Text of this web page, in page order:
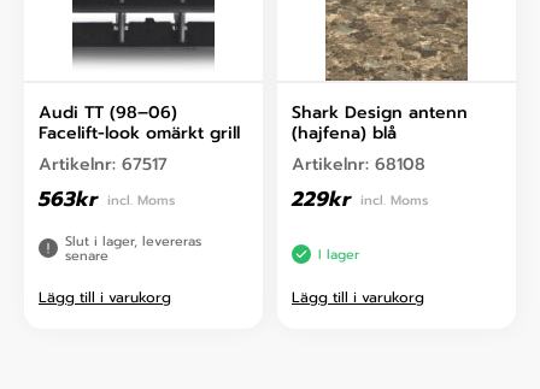
Audi TT (98–06)
Facelift-look omärkt grill
Artikelnr: 67517
563kr incl. Moms
Slut i lager, levereras
senare
Lägg till i varukorg
Shark Design antenn
(hajfena) blå
Artikelnr: 68108
229kr incl. Moms
I lager
Lägg till i varukorg